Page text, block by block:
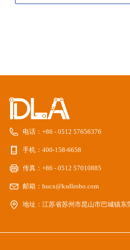
电话： +86 - 0512 57656376
手机： 400-158-6658
传真： +86 - 0512 57010885
邮箱： hucx@ksdlrobo.com
地址： 江苏省苏州市昆山市巴城镇东